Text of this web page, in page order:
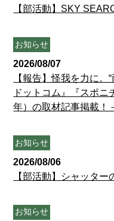
【部活動】SKY
お知らせ
2026/08/07
【報告】怪我を力に。
ドットコム』『スポ
年）の取材記事掲載！
お知らせ
2026/08/06
【部活動】シャッタ
お知らせ